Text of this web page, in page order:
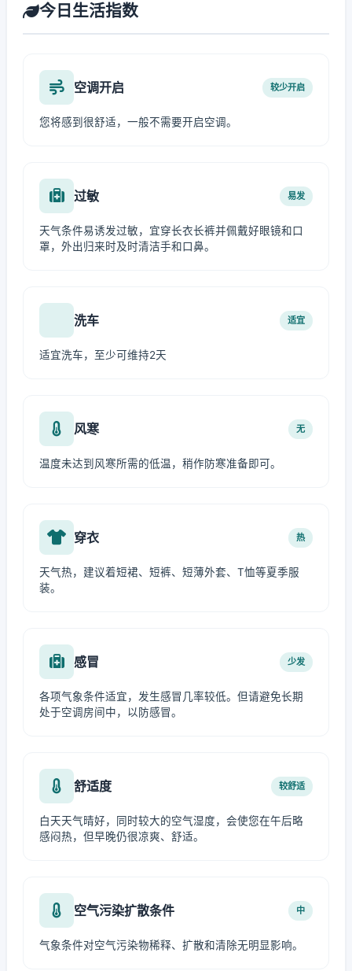
今日生活指数
空调开启 较少开启
您将感到很舒适，一般不需要开启空调。
过敏 易发
天气条件易诱发过敏，宜穿长衣长裤并佩戴好眼镜和口
罩，外出归来时及时清洁手和口鼻。
洗车 适宜
适宜洗车，至少可维持2天
风寒 无
温度未达到风寒所需的低温，稍作防寒准备即可。
穿衣 热
天气热，建议着短裙、短裤、短薄外套、T恤等夏季服
装。
感冒 少发
各项气象条件适宜，发生感冒几率较低。但请避免长期
处于空调房间中，以防感冒。
舒适度 较舒适
白天天气晴好，同时较大的空气湿度，会使您在午后略
感闷热，但早晚仍很凉爽、舒适。
空气污染扩散条件 中
气象条件对空气污染物稀释、扩散和清除无明显影响。